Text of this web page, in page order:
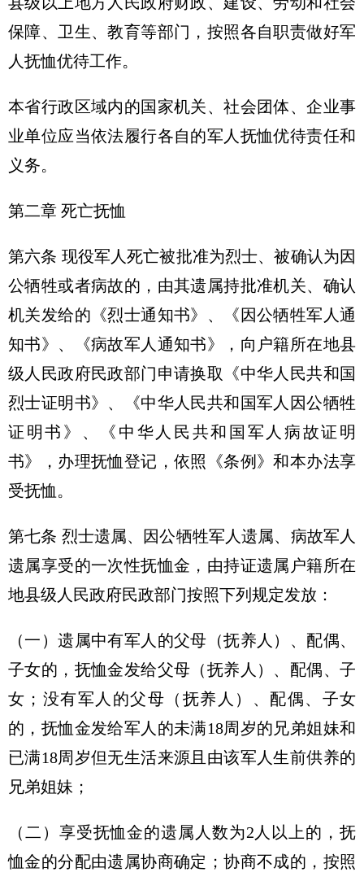
保障、卫生、教育等部门，按照各自职责做好军
人抚恤优待工作。
本省行政区域内的国家机关、社会团体、企业事
业单位应当依法履行各自的军人抚恤优待责任和
义务。
第二章 死亡抚恤
第六条 现役军人死亡被批准为烈士、被确认为因
公牺牲或者病故的，由其遗属持批准机关、确认
机关发给的《烈士通知书》、《因公牺牲军人通
知书》、《病故军人通知书》，向户籍所在地县
级人民政府民政部门申请换取《中华人民共和国
烈士证明书》、《中华人民共和国军人因公牺牲
证明书》、《中华人民共和国军人病故证明
书》，办理抚恤登记，依照《条例》和本办法享
受抚恤。
第七条 烈士遗属、因公牺牲军人遗属、病故军人
遗属享受的一次性抚恤金，由持证遗属户籍所在
地县级人民政府民政部门按照下列规定发放：
（一）遗属中有军人的父母（抚养人）、配偶、
子女的，抚恤金发给父母（抚养人）、配偶、子
女；没有军人的父母（抚养人）、配偶、子女
的，抚恤金发给军人的未满18周岁的兄弟姐妹和
已满18周岁但无生活来源且由该军人生前供养的
兄弟姐妹；
（二）享受抚恤金的遗属人数为2人以上的，抚
恤金的分配由遗属协商确定；协商不成的，按照